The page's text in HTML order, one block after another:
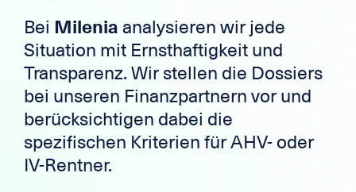
Bei Milenia analysieren wir jede
Situation mit Ernsthaftigkeit und
Transparenz. Wir stellen die Dossiers
bei unseren Finanzpartnern vor und
berücksichtigen dabei die
spezifischen Kriterien für AHV- oder
IV-Rentner.